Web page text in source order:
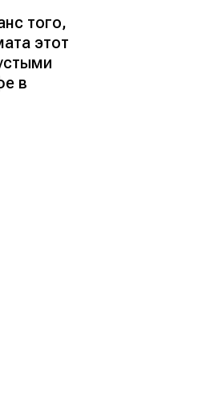
того,
этот
в